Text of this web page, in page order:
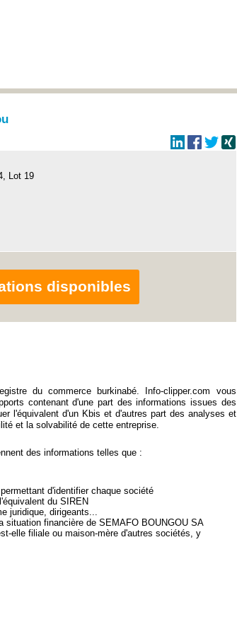
Lot 19
disponibles
du commerce burkinabé. Info-clipper.com vous
contenant d'une part des informations issues des
l'équivalent d'un Kbis et d'autres part des analyses et
et la solvabilité de cette entreprise.
des informations telles que :
d'identifier chaque société
du SIREN
juridique, dirigeants...
situation financière de SEMAFO BOUNGOU SA
elle filiale ou maison-mère d'autres sociétés, y